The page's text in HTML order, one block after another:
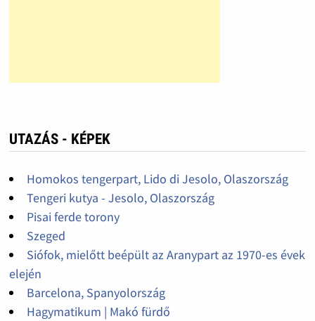
UTAZÁS - KÉPEK
Homokos tengerpart, Lido di Jesolo, Olaszország
Tengeri kutya - Jesolo, Olaszország
Pisai ferde torony
Szeged
Siófok, mielőtt beépült az Aranypart az 1970-es évek
elején
Barcelona, Spanyolország
Hagymatikum | Makó fürdő